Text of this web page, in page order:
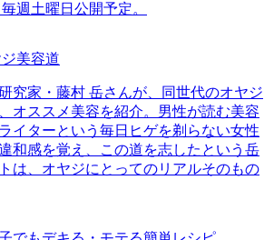
週土曜日公開予定。
美容道
究家・藤村 岳さんが、同世代のオヤジ
オススメ美容を紹介。男性が読む美容
イターという毎日ヒゲを剃らない女性
和感を覚え、この道を志したという岳
は、オヤジにとってのリアルそのもの